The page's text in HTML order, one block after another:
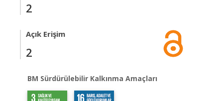
2
Açık Erişim
2
BM Sürdürülebilir Kalkınma Amaçları